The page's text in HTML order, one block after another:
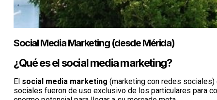
Social Media Marketing (desde Mérida)
¿Qué es el social media marketing?
El social media marketing (marketing con redes
sociales fueron de uso exclusivo de los particulares para